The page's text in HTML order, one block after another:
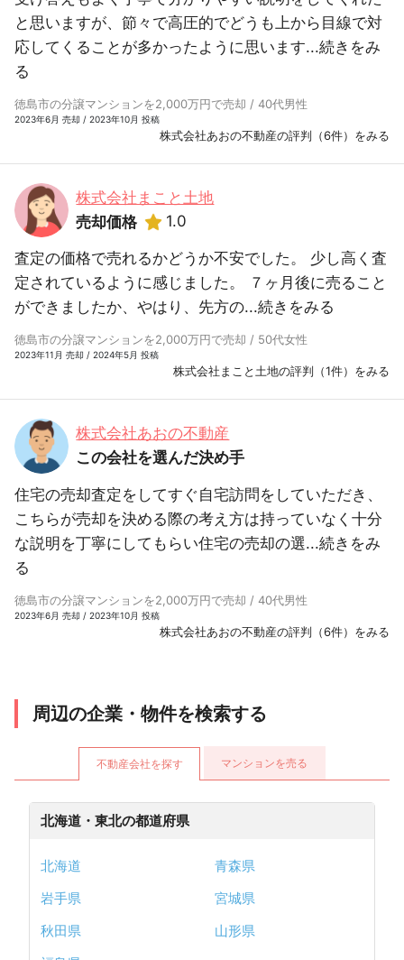
と思いますが、節々で高圧的でどうも上から目線で対
応してくることが多かったように思います...続きをみ
る
徳島市の分譲マンションを2,000万円で売却 / 40代男性
2023年6月 売却 / 2023年10月 投稿
株式会社あおの不動産の評判（6件）をみる
株式会社まこと土地
売却価格
1.0
査定の価格で売れるかどうか不安でした。 少し高く査
定されているように感じました。 ７ヶ月後に売ること
ができましたか、やはり、先方の...続きをみる
徳島市の分譲マンションを2,000万円で売却 / 50代女性
2023年11月 売却 / 2024年5月 投稿
株式会社まこと土地の評判（1件）をみる
株式会社あおの不動産
この会社を選んだ決め手
住宅の売却査定をしてすぐ自宅訪問をしていただき、
こちらが売却を決める際の考え方は持っていなく十分
な説明を丁寧にしてもらい住宅の売却の選...続きをみ
る
徳島市の分譲マンションを2,000万円で売却 / 40代男性
2023年6月 売却 / 2023年10月 投稿
株式会社あおの不動産の評判（6件）をみる
周辺の企業・物件を検索する
不動産会社を探す マンションを売る
北海道・東北の都道府県
北海道
青森県
岩手県
宮城県
秋田県
山形県